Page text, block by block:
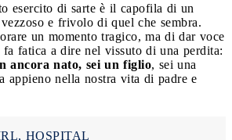
esercito di sarte è il capofila di un
e frivolo di quel che sembra.
un momento tragico, ma di dar voce
fatica a dire nel vissuto di una perdita:
ancora nato, sei un figlio, sei una
appieno nella nostra vita di padre e